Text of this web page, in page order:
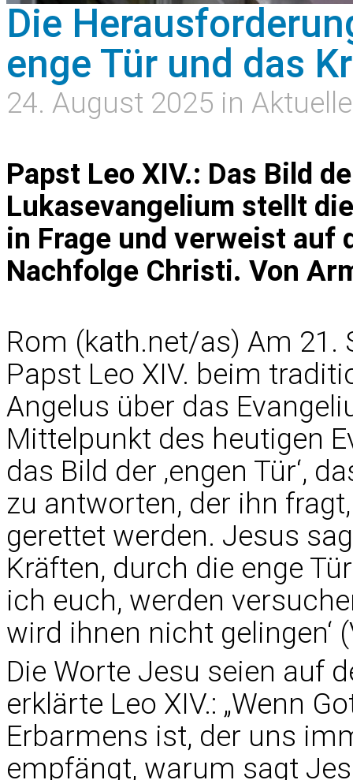
Die
enge Tür und das
24. August 2025 in
Papst Leo XIV.: Das Bild
Lukasevangelium stellt
in Frage und verweist auf
Nachfolge Christi. Von
Rom (kath.net/as) Am
Papst Leo XIV. beim
Angelus über das
Mittelpunkt des heutigen
das Bild der ‚engen Tür‘,
zu antworten, der ihn
gerettet werden. Jesus
Kräften, durch die enge
ich euch, werden
wird ihnen nicht gelingen‘
Die Worte Jesu seien auf
erklärte Leo XIV.: „Wenn
Erbarmens ist, der uns
empfängt, warum sagt